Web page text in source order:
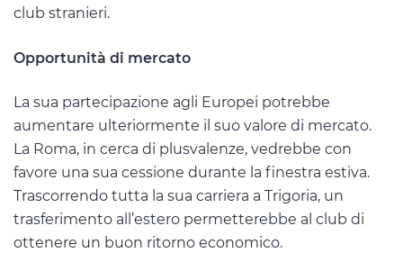
club stranieri.
Opportunità di mercato
La sua partecipazione agli Europei potrebbe
aumentare ulteriormente il suo valore di mercato.
La Roma, in cerca di plusvalenze, vedrebbe con
favore una sua cessione durante la finestra estiva.
Trascorrendo tutta la sua carriera a Trigoria, un
trasferimento all’estero permetterebbe al club di
ottenere un buon ritorno economico.